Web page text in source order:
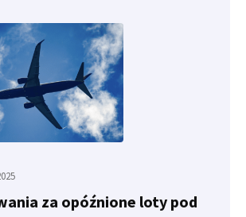
za opóźnione loty pod